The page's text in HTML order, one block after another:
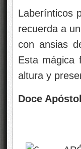
Laberínticos
recuerda a
con ansias
Esta mágica
altura y
Doce